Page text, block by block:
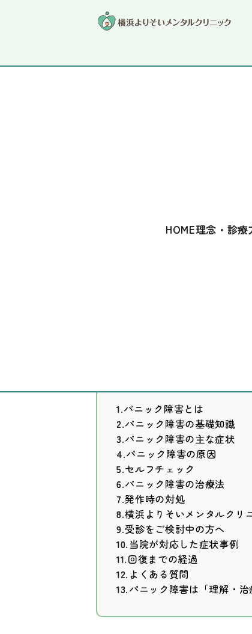
HOME理念・診療
1 パニック障害とは
2 パニック障害の基礎知識
3 パニック障害の主な症状
4 パニック障害の原因
5 セルフチェック
6 パニック障害の治療法
7 発作時の対処
8 横浜よりそいメンタルクリ
9 受診をご検討中の方へ
10 当院が対応した症状事例
11 回復までの経過
12 よくある質問
13 パニック障害は「理解・